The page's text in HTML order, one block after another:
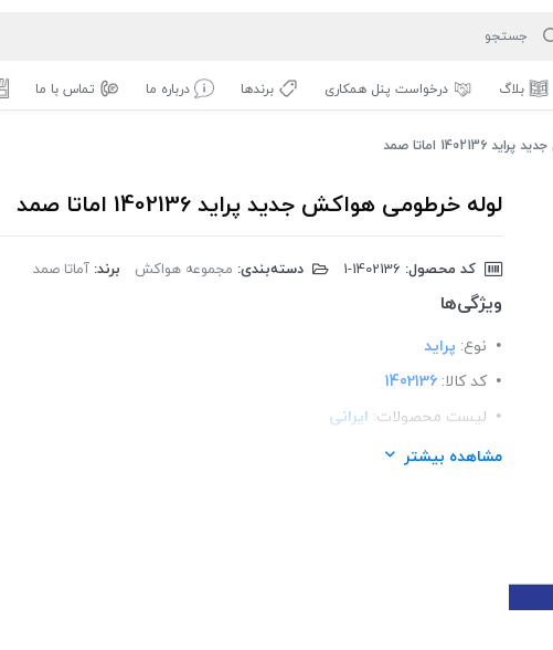
بلاگ درخواست پنل همکاری برندها درباره ما تماس با ما
اماتا صمد
لوله خرطومی هواکش جدید پراید 1402136 اماتا صمد
کد محصول: دسته‌بندی: مجموعه هواکش برند: آماتا صمد
ویژگی‌ها
نوع: پراید
کد کالا: 1402136
لیست محصولات: ایرانی
برند:اماتا صمد
مشاهده بیشتر